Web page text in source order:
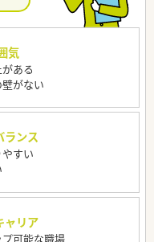
気
ある
がない
ランス
すい
ャリア
可能な職場